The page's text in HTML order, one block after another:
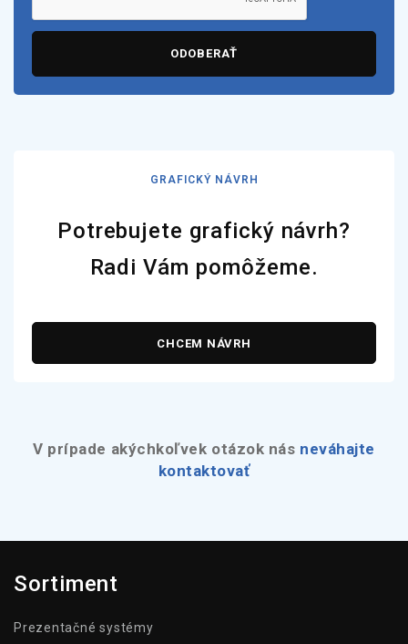
ODOBERAŤ
GRAFICKÝ NÁVRH
Potrebujete grafický návrh?
Radi Vám pomôžeme.
CHCEM NÁVRH
V prípade akýchkoľvek otázok nás neváhajte
kontaktovať
Sortiment
Prezentačné systémy